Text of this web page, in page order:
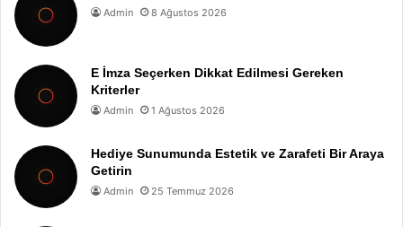
Admin 8 Ağustos 2026
E İmza Seçerken Dikkat Edilmesi Gereken
Kriterler
Admin 1 Ağustos 2026
Hediye Sunumunda Estetik ve Zarafeti Bir Araya
Getirin
Admin 25 Temmuz 2026